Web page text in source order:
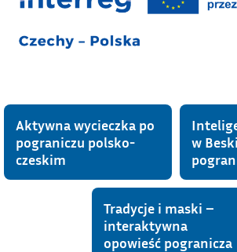
Aktywna wycieczka po
pograniczu polsko-
czeskim
w
Tradycje i maski –
interaktywna
opowieść pogranicza